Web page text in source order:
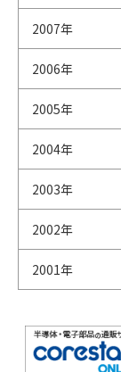
2007年
2006年
2005年
2004年
2003年
2002年
2001年